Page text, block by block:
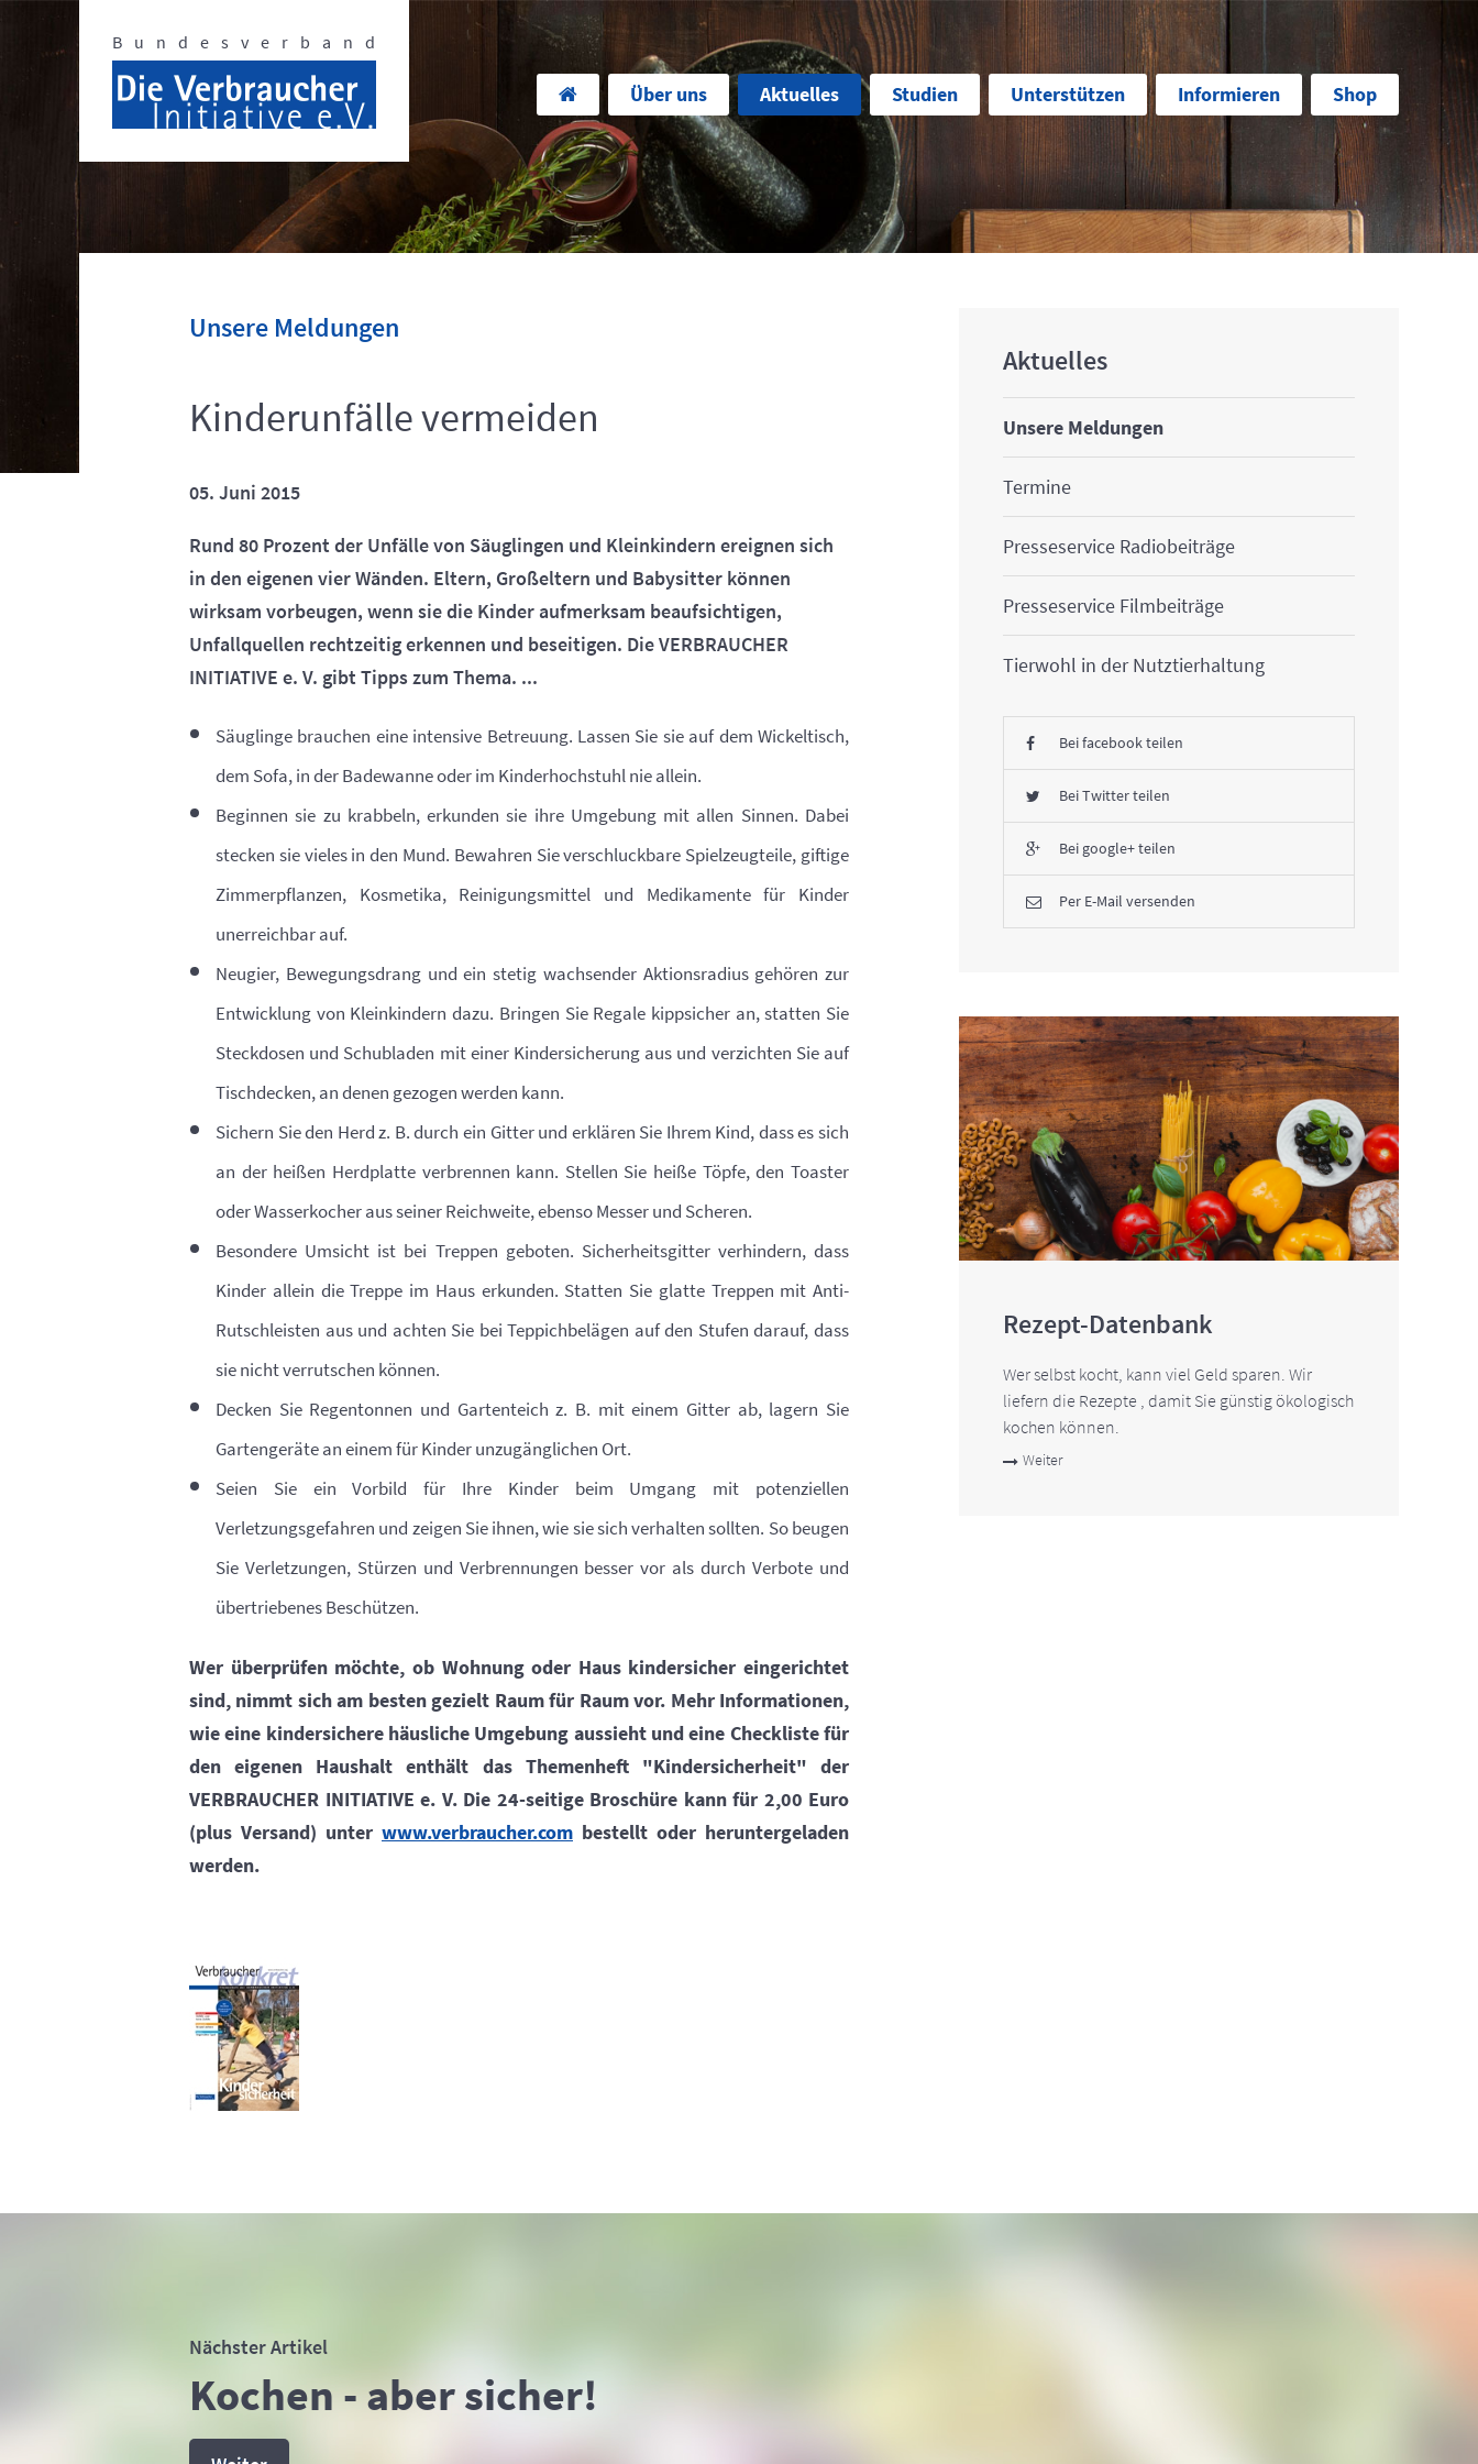
Bundesverband
Über uns Aktuelles Studien Unterstützen Informieren Shop
Unsere Meldungen
Kinderunfälle vermeiden
05. Juni 2015
Rund 80 Prozent der Unfälle von Säuglingen und Kleinkindern ereignen sich
in den eigenen vier Wänden. Eltern, Großeltern und Babysitter können
wirksam vorbeugen, wenn sie die Kinder aufmerksam beaufsichtigen,
Unfallquellen rechtzeitig erkennen und beseitigen. Die VERBRAUCHER
INITIATIVE e. V. gibt Tipps zum Thema. ...
Säuglinge brauchen eine intensive Betreuung. Lassen Sie sie auf dem Wickeltisch,
dem Sofa, in der Badewanne oder im Kinderhochstuhl nie allein.
Beginnen sie zu krabbeln, erkunden sie ihre Umgebung mit allen Sinnen. Dabei
stecken sie vieles in den Mund. Bewahren Sie verschluckbare Spielzeugteile, giftige
Zimmerpflanzen, Kosmetika, Reinigungsmittel und Medikamente für Kinder
unerreichbar auf.
Neugier, Bewegungsdrang und ein stetig wachsender Aktionsradius gehören zur
Entwicklung von Kleinkindern dazu. Bringen Sie Regale kippsicher an, statten Sie
Steckdosen und Schubladen mit einer Kindersicherung aus und verzichten Sie auf
Tischdecken, an denen gezogen werden kann.
Sichern Sie den Herd z. B. durch ein Gitter und erklären Sie Ihrem Kind, dass es sich
an der heißen Herdplatte verbrennen kann. Stellen Sie heiße Töpfe, den Toaster
oder Wasserkocher aus seiner Reichweite, ebenso Messer und Scheren.
Besondere Umsicht ist bei Treppen geboten. Sicherheitsgitter verhindern, dass
Kinder allein die Treppe im Haus erkunden. Statten Sie glatte Treppen mit Anti-
Rutschleisten aus und achten Sie bei Teppichbelägen auf den Stufen darauf, dass
sie nicht verrutschen können.
Decken Sie Regentonnen und Gartenteich z. B. mit einem Gitter ab, lagern Sie
Gartengeräte an einem für Kinder unzugänglichen Ort.
Seien Sie ein Vorbild für Ihre Kinder beim Umgang mit potenziellen
Verletzungsgefahren und zeigen Sie ihnen, wie sie sich verhalten sollten. So beugen
Sie Verletzungen, Stürzen und Verbrennungen besser vor als durch Verbote und
übertriebenes Beschützen.
Wer überprüfen möchte, ob Wohnung oder Haus kindersicher eingerichtet
sind, nimmt sich am besten gezielt Raum für Raum vor. Mehr Informationen,
wie eine kindersichere häusliche Umgebung aussieht und eine Checkliste für
den eigenen Haushalt enthält das Themenheft "Kindersicherheit" der
VERBRAUCHER INITIATIVE e. V. Die 24-seitige Broschüre kann für 2,00 Euro
(plus Versand) unter www.verbraucher.com bestellt oder heruntergeladen
werden.
Aktuelles
Unsere Meldungen
Termine
Presseservice Radiobeiträge
Presseservice Filmbeiträge
Tierwohl in der Nutztierhaltung
Bei facebook teilen
Bei Twitter teilen
Bei google+ teilen
Per E-Mail versenden
Rezept-Datenbank
Wer selbst kocht, kann viel Geld sparen. Wir
liefern die Rezepte , damit Sie günstig ökologisch
kochen können.
Weiter
Nächster Artikel
Kochen - aber sicher!